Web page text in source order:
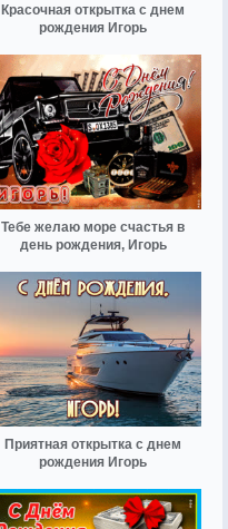
Красочная открытка с днем
рождения Игорь
Тебе желаю море счастья в
день рождения, Игорь
Приятная открытка с днем
рождения Игорь